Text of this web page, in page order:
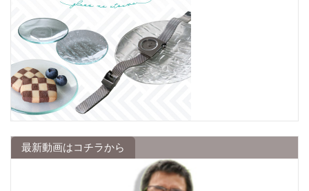
最新動画はコチラから